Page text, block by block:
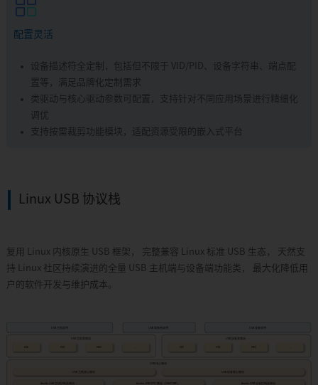
配置灵活
设备描述符全定制，包括但不限于 VID/PID、设备字符串、端点配
置等，满足品牌化定制需求
类驱动与核心驱动参数可配置，支持针对不同应用场景进行精细化
调优
支持按需裁剪功能模块，适配资源受限的嵌入式平台
Linux USB 协议栈
复用 Linux 内核原生 USB 框架， 完整兼容 Linux 标准 USB 生态， 天然支
持 Linux 社区持续演进的全量 USB 主机端与设备端功能类， 最大化降低用
户的软件开发与维护成本。